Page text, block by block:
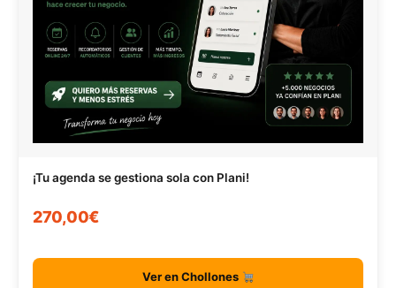
¡Tu agenda se gestiona sola con Plani!
270,00€
Ver en Chollones